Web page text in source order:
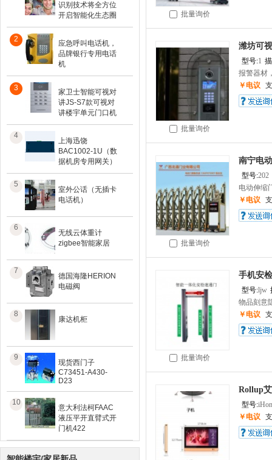
识别技术将全方位
开启智能化生态圈
2
应急呼叫电话机，
品牌银行专用电话
机
3
家卫士智能可视对
讲JS-S7款可视对
讲楼宇单元门口机
4
上海迅饶
BAC1002-1U（数
据机房专用网关）
5
室外公话（无插卡
电话机）
6
无线云体重计
zigbee智能家居
7
德国海隆HERION
电磁阀
8
康达机柜
9
现货西门子
C73451-A430-
D23
10
意大利法柯FAAC
液压平开直臂式开
门机422
批量询价
批量询价
潍坊可
型号:1
报警器材
￥电议
批量询价
南宁电
型号:202
电动伸缩
￥电议
批量询价
手机安
型号:ljw
物品刻意
￥电议
Rollup
型号:
￥电议